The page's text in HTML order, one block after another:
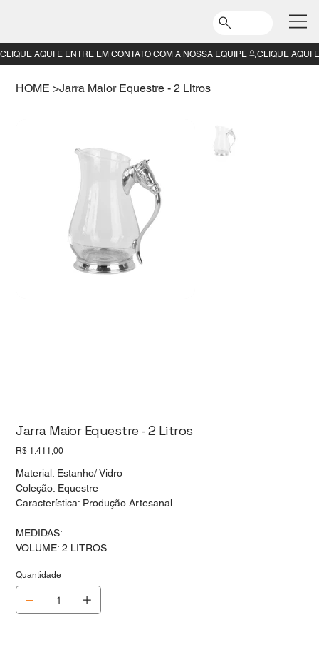
HOME >Jarra Maior Equestre - 2 Litros
Jarra Maior Equestre - 2 Litros
Preço
R$ 1.411,00
Material: Estanho/ Vidro
Coleção: Equestre
Característica: Produção Artesanal
MEDIDAS:
VOLUME: 2 LITROS
Quantidade
CLIQUE AQUI E ENTRE EM CONTATO COM A NOSSA EQUIPE